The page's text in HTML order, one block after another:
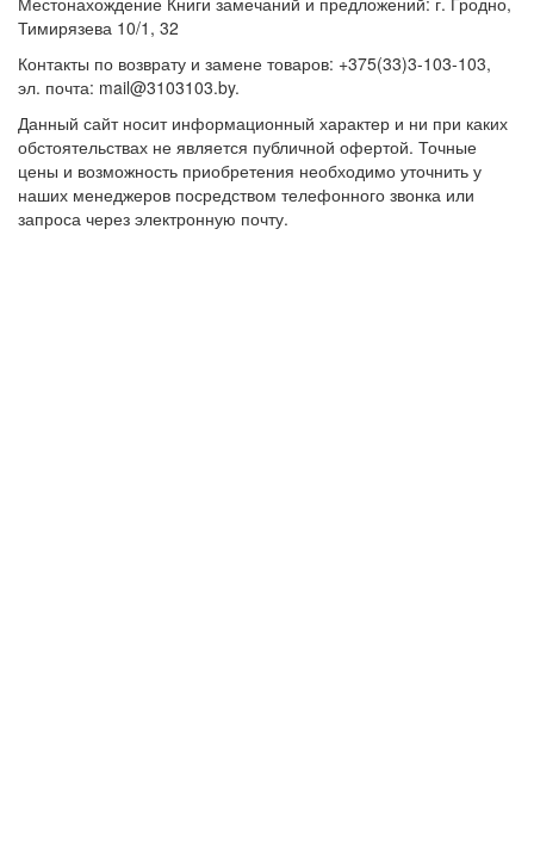
Тимирязева 10/1, 32
Контакты по возврату и замене товаров: +375(33)3-103-103,
эл. почта: mail@3103103.by.
Данный сайт носит информационный характер и ни при каких
обстоятельствах не является публичной офертой. Точные
цены и возможность приобретения необходимо уточнить у
наших менеджеров посредством телефонного звонка или
запроса через электронную почту.